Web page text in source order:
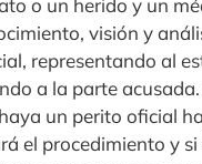
o un herido y un
visión y
representando al
a la parte
un perito oficial
el procedimiento y si